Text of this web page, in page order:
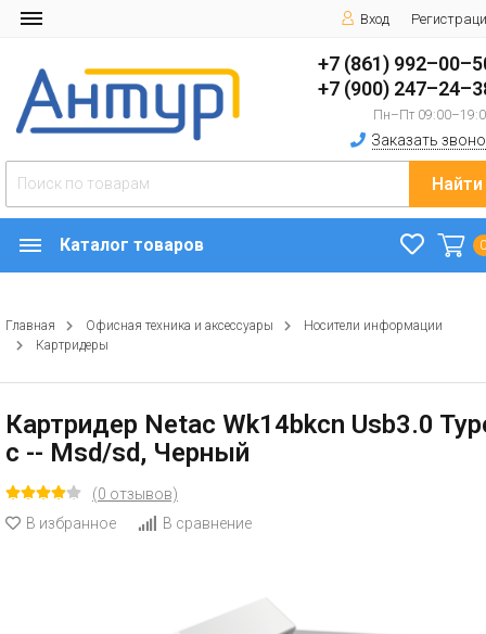
Вход
+7 (861)
+7 (900)
Пн–Пт
Заказать
Найти
Каталог товаров
Главная Офисная техника и аксессуары
Носители информации
Картридеры
Картридер Netac Wk14bkcn Usb3.0
c -- Msd/sd, Черный
(0 отзывов)
В избранное
В сравнение